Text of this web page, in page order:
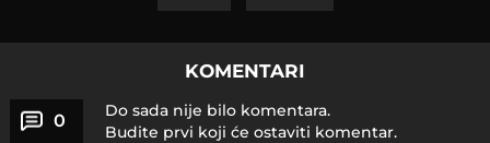
KOMENTARI
0
Do sada nije bilo komentara.
Budite prvi koji će ostaviti komentar.